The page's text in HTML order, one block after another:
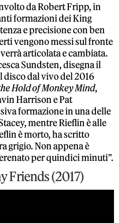
da Robert Fripp, in
formazioni dei King
e precisione con ben
vengono messi sul fronte
articolata e cambiata.
Sundsten, disegna il
dal vivo del 2016
Hold of Monkey Mind,
Harrison e Pat
formazione in una delle
mentre Rieflin è alle
è morto, ha scritto
grigio. Non appena è
per quindici minuti”.
Friends (2017)